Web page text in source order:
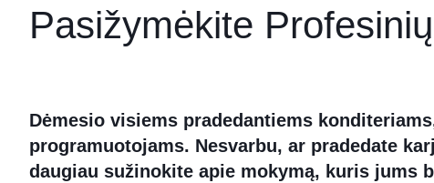
Pasižymėkite
Dėmesio visiems pradedantiems
programuotojams. Nesvarbu, ar pradedate
daugiau sužinokite apie mokymą, kuris jums